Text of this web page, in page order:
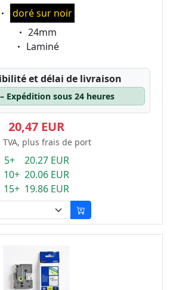
Eigenschaft:
doré sur noir
Eigenschaft:
24mm
Eigenschaft:
Laminé
et délai de livraison
Expédition sous 24 heures
20,47 EUR
TVA, plus frais de port
5+ 20.27 EUR
10+ 20.06 EUR
15+ 19.86 EUR